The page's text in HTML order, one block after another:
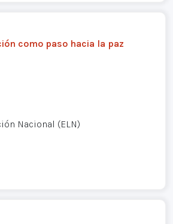
como paso hacia la paz
Nacional (ELN)